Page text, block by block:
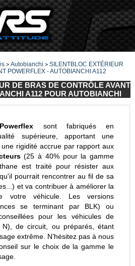
> Autobianchi > SILENTBLOC EXTÉRIEUR
POWERFLEX - AUTOBIANCHI A112
DE BRAS DE CONTRÔLE AVANT
A112 POUR AUTOBIANCHI
sont fabriqués en
supérieure, apportant une
rigidité accrue par rapport aux
(25 à 40% pour la gamme
est traité pour résister aux
pourrait rencontrer au fil de sa
et va contribuer à améliorer la
votre véhicule. Les versions
se terminant par BLK) ou
pour les véhicules de
de circuit, ou préparés, étant
extrême. N’hésitez pas à nous
sur le choix de la gamme le